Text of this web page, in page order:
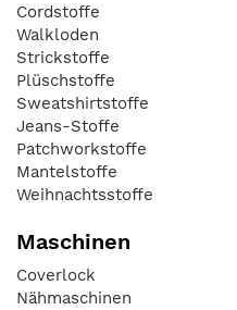
Cordstoffe
Walkloden
Strickstoffe
Plüschstoffe
Sweatshirtstoffe
Jeans-Stoffe
Patchworkstoffe
Mantelstoffe
Weihnachtsstoffe
Maschinen
Coverlock
Nähmaschinen